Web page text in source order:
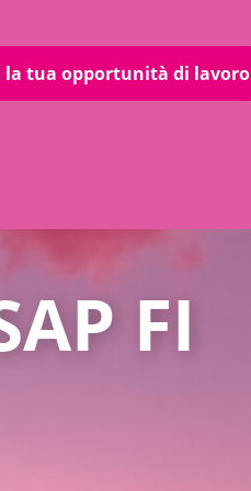
la tua opportunità di lavoro
FI